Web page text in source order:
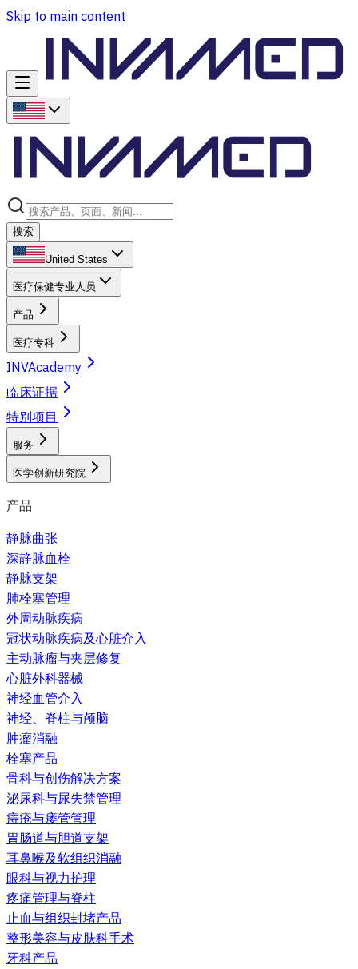
Skip to main content
搜索
United States
医疗保健专业人员
产品
医疗专科
INVAcademy
临床证据
特别项目
服务
医学创新研究院
产品
静脉曲张
深静脉血栓
静脉支架
肺栓塞管理
外周动脉疾病
冠状动脉疾病及心脏介入
主动脉瘤与夹层修复
心脏外科器械
神经血管介入
神经、脊柱与颅脑
肿瘤消融
栓塞产品
骨科与创伤解决方案
泌尿科与尿失禁管理
痔疮与瘘管管理
胃肠道与胆道支架
耳鼻喉及软组织消融
眼科与视力护理
疼痛管理与脊柱
止血与组织封堵产品
整形美容与皮肤科手术
牙科产品